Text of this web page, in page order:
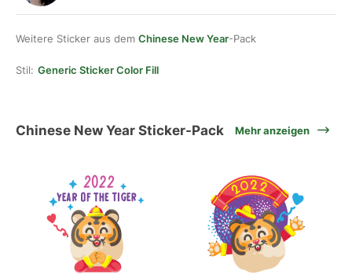
Weitere Sticker aus dem Chinese New Year-Pack
Stil: Generic Sticker Color Fill
Chinese New Year Sticker-Pack Mehr anzeigen